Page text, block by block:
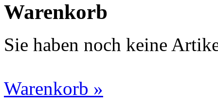
Warenkorb
Sie haben noch keine
Warenkorb »